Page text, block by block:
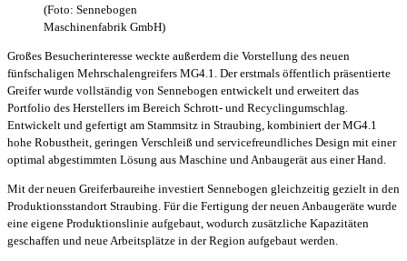
(Foto: Sennebogen
Maschinenfabrik GmbH)
Großes Besucherinteresse weckte außerdem die Vorstellung des neuen
fünfschaligen Mehrschalengreifers MG4.1. Der erstmals öffentlich präsentierte
Greifer wurde vollständig von Sennebogen entwickelt und erweitert das
Portfolio des Herstellers im Bereich Schrott- und Recyclingumschlag.
Entwickelt und gefertigt am Stammsitz in Straubing, kombiniert der MG4.1
hohe Robustheit, geringen Verschleiß und servicefreundliches Design mit einer
optimal abgestimmten Lösung aus Maschine und Anbaugerät aus einer Hand.
Mit der neuen Greiferbaureihe investiert Sennebogen gleichzeitig gezielt in den
Produktionsstandort Straubing. Für die Fertigung der neuen Anbaugeräte wurde
eine eigene Produktionslinie aufgebaut, wodurch zusätzliche Kapazitäten
geschaffen und neue Arbeitsplätze in der Region aufgebaut werden.